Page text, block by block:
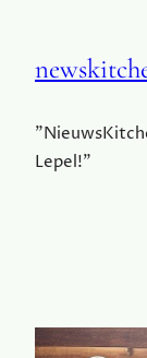
Lepel!"